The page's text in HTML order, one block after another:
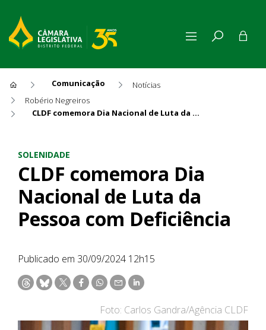
Comunicação
Notícias
Robério Negreiros
CLDF comemora Dia Nacional de Luta da Pessoa com Deficiência
SOLENIDADE
CLDF comemora Dia
Nacional de Luta da
Pessoa com Deficiência
Publicado em 30/09/2024 12h15
Foto: Carlos Gandra/Agência CLDF